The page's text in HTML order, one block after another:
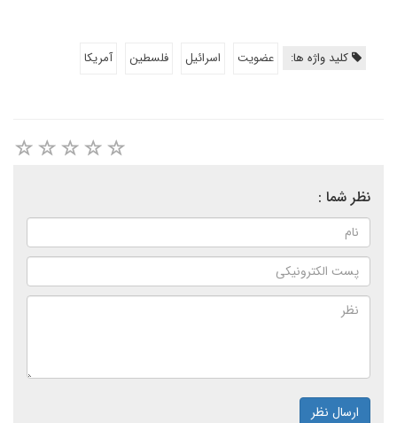
کلید واژه ها: عضویت اسرائیل فلسطین آمریکا
نظر شما :
ارسال نظر